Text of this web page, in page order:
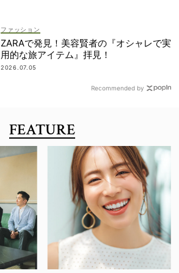
ファッション
ZARAで発見！美容賢者の『オシャレで実
用的な旅アイテム』拝見！
2026.07.05
Recommended by
FEATURE